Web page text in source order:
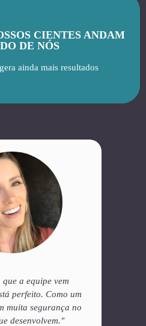
CIENTES ANDAM
DE NÓS
ainda mais resultados
atender as nossas
e necessidades,
surpreendendo
Equipe séria,